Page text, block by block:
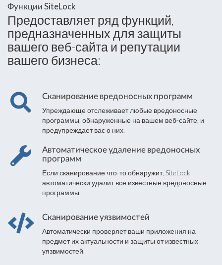
Функции SiteLock
Предоставляет ряд функций,
предназначенных для защиты
вашего веб-сайта и репутации
вашего бизнеса:
Сканирование вредоносных программ
Упреждающе отслеживает любые вредоносные
программы, обнаруженные на вашем веб-сайте, и
предупреждает вас о них.
Автоматическое удаление вредоносных
программ
Если сканирование что-то обнаружит, SiteLock
автоматически удалит все известные вредоносные
программы.
Сканирование уязвимостей
Автоматически проверяет ваши приложения на
предмет их актуальности и защиты от известных
уязвимостей.